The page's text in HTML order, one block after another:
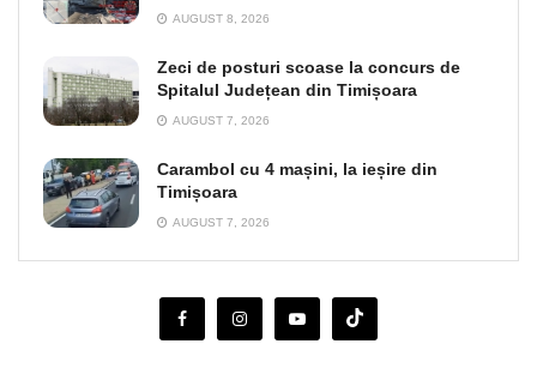
AUGUST 8, 2026
Zeci de posturi scoase la concurs de
Spitalul Județean din Timișoara
AUGUST 7, 2026
Carambol cu 4 mașini, la ieșire din
Timișoara
AUGUST 7, 2026